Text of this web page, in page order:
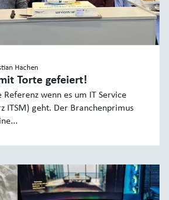
Hachen
Torte gefeiert!
Referenz wenn es um IT Service
ITSM) geht. Der Branchenprimus